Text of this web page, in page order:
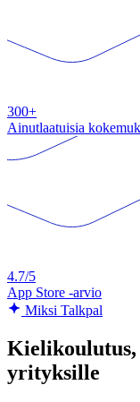
300+
Ainutlaatuisia
4.7/5
App Store -arvio
Miksi Talkpal
yrityksille